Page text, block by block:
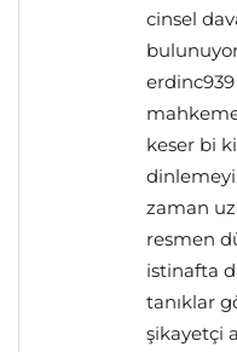
cinsel
keser bi
zaman
resmen
istinafta
tanıklar
şikayetçi